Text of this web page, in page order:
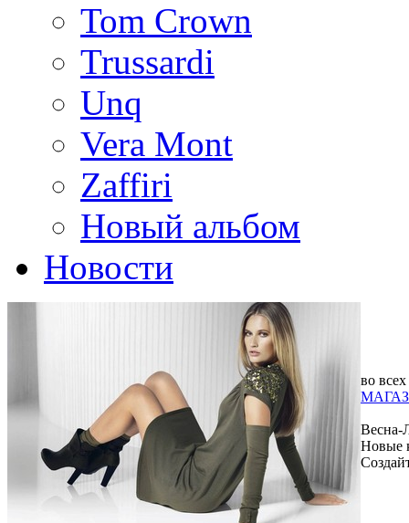
Tom Crown
Trussardi
Unq
Vera Mont
Zaffiri
Новый альбом
Новости
во всех
Весна-
Новые